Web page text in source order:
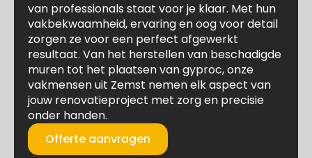
van professionals staat voor je klaar. Met hun
vakbekwaamheid, ervaring en oog voor detail
zorgen ze voor een perfect afgewerkt
resultaat. Van het herstellen van beschadigde
muren tot het plaatsen van gyproc, onze
vakmensen uit Zemst nemen elk aspect van
jouw renovatieproject met zorg en precisie
onder handen.
Offerte aanvragen